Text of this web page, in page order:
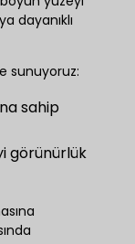
dayanıklı
sunuyoruz:
sahip
görünürlük